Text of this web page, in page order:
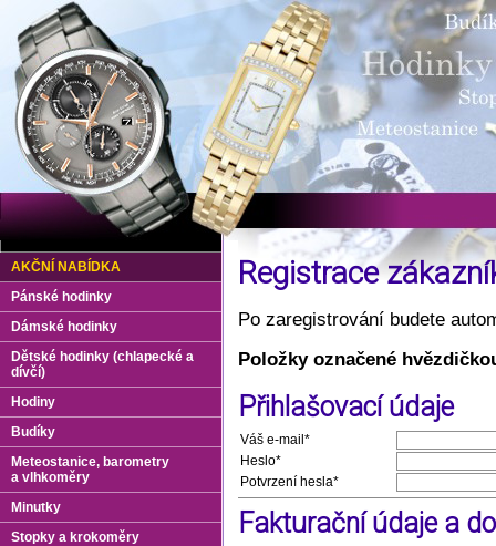
Registrace
Po zaregistrování budete
Položky označené
Přihlašovací údaje
Váš e-mail*
Heslo*
Potvrzení hesla*
Fakturační údaje a
AKČNÍ NABÍDKA
Pánské hodinky
Dámské hodinky
Dětské hodinky (chlapecké a
dívčí)
Hodiny
Budíky
Meteostanice, barometry
a vlhkoměry
Minutky
Stopky a krokoměry